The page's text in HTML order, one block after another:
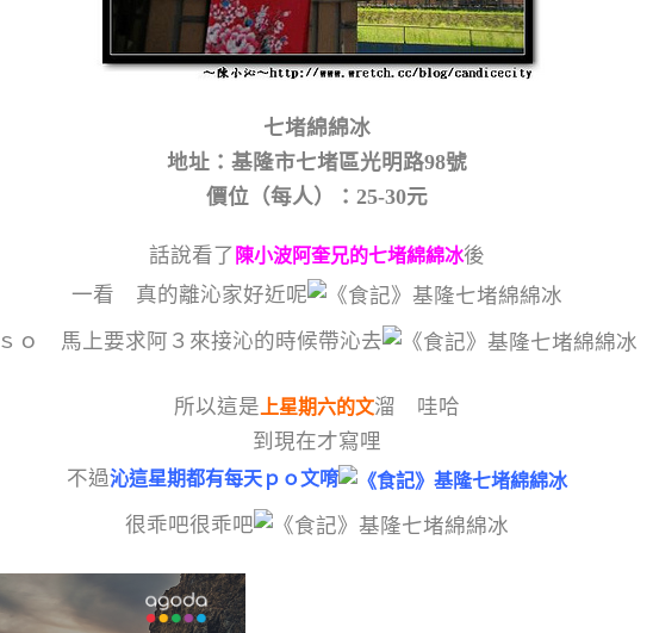
七堵綿綿冰
地址：基隆市七堵區光明路98號
價位（每人）：25-30元
話說看了 陳小波阿奎兄的七堵綿綿冰後
一看 真的離沁家好近呢
ｓｏ 馬上要求阿３來接沁的時候帶沁去
所以這是 上星期六的文溜 哇哈
到現在才寫哩
不過沁這星期都有每天ｐｏ文唷
很乖吧很乖吧